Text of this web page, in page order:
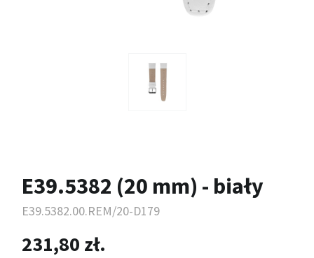
E39.5382 (20 mm) - biały
E39.5382.00.REM/20-D179
231,80 zł.